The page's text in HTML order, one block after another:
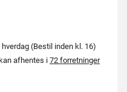
(Bestil inden kl. 16)
afhentes i 72 forretninger